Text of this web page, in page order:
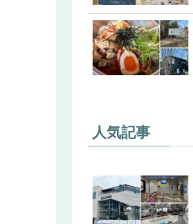
人気記事